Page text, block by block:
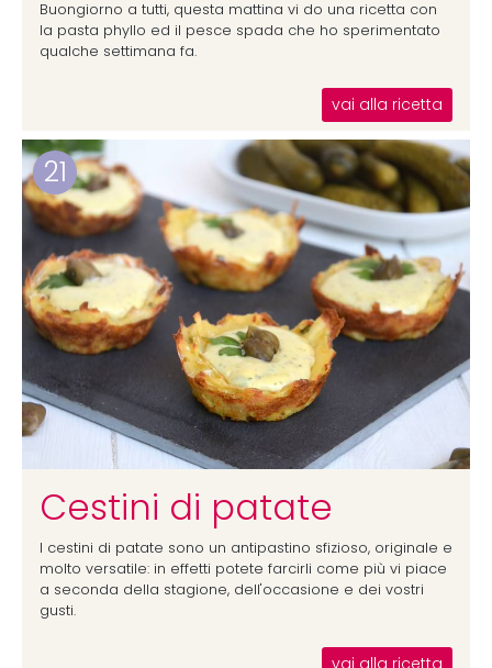
Buongiorno a tutti, questa mattina vi do una ricetta con
la pasta phyllo ed il pesce spada che ho sperimentato
qualche settimana fa.
vai alla ricetta
21
Cestini di patate
I cestini di patate sono un antipastino sfizioso, originale e
molto versatile: in effetti potete farcirli come più vi piace
a seconda della stagione, dell'occasione e dei vostri
gusti.
vai alla ricetta